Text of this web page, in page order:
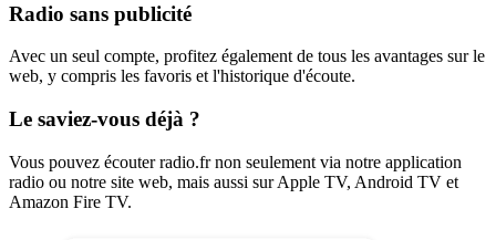
Radio sans publicité
Avec un seul compte, profitez également de tous les avantages sur le
web, y compris les favoris et l'historique d'écoute.
Le saviez-vous déjà ?
Vous pouvez écouter radio.fr non seulement via notre application
radio ou notre site web, mais aussi sur Apple TV, Android TV et
Amazon Fire TV.